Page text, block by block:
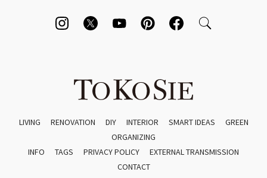
LIVING RENOVATION DIY INTERIOR SMART IDEAS
GREEN
ORGANIZING
INFO
TAGS PRIVACY POLICY
EXTERNAL TRANSMISSION
CONTACT